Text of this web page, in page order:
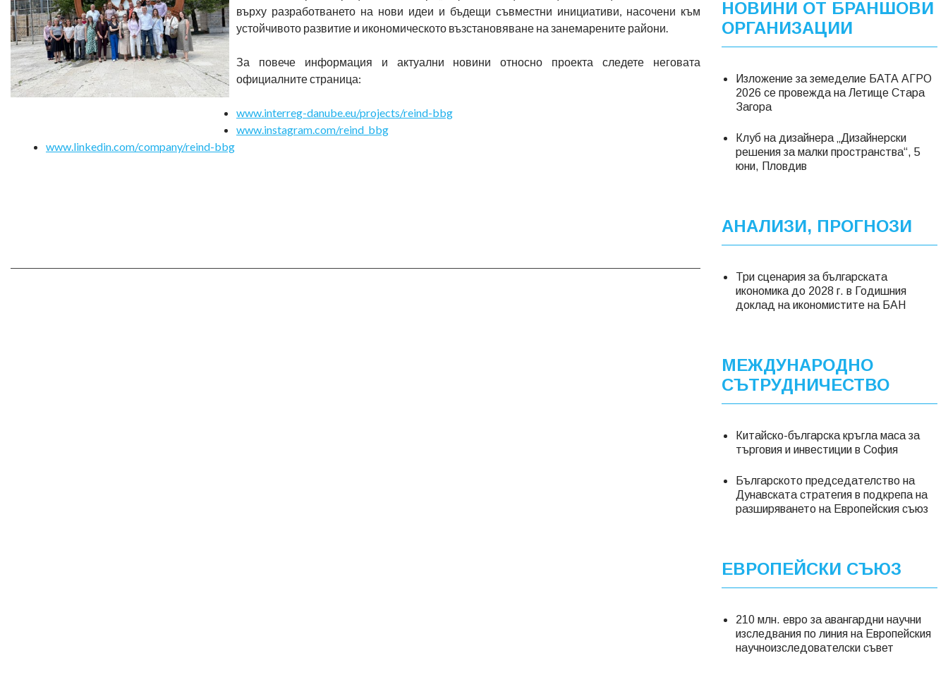
върху разработването на нови идеи и бъдещи съвместни инициативи, насочени към
устойчивото развитие и икономическото възстановяване на занемарените райони.
За повече информация и актуални новини относно проекта следете неговата
официалните страница:
www.interreg-danube.eu/projects/reind-bbg
www.instagram.com/reind_bbg
www.linkedin.com/company/reind-bbg
НОВИНИ ОТ БРАНШОВИ
ОРГАНИЗАЦИИ
Изложение за земеделие БАТА АГРО
2026 се провежда на Летище Стара
Загора
Клуб на дизайнера „Дизайнерски
решения за малки пространства“, 5
юни, Пловдив
АНАЛИЗИ, ПРОГНОЗИ
Три сценария за българската
икономика до 2028 г. в Годишния
доклад на икономистите на БАН
МЕЖДУНАРОДНО
СЪТРУДНИЧЕСТВО
Китайско-българска кръгла маса за
търговия и инвестиции в София
Българското председателство на
Дунавската стратегия в подкрепа на
разширяването на Европейския съюз
ЕВРОПЕЙСКИ СЪЮЗ
210 млн. евро за авангардни научни
изследвания по линия на Европейския
научноизследователски съвет